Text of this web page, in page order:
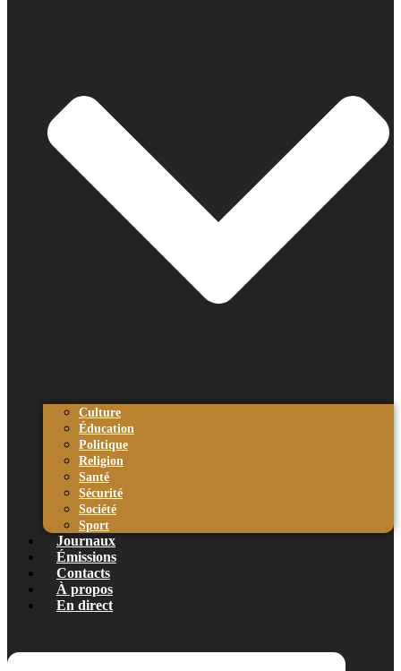
Culture
Éducation
Politique
Religion
Santé
Sécurité
Société
Sport
Journaux
Émissions
Contacts
À propos
En direct